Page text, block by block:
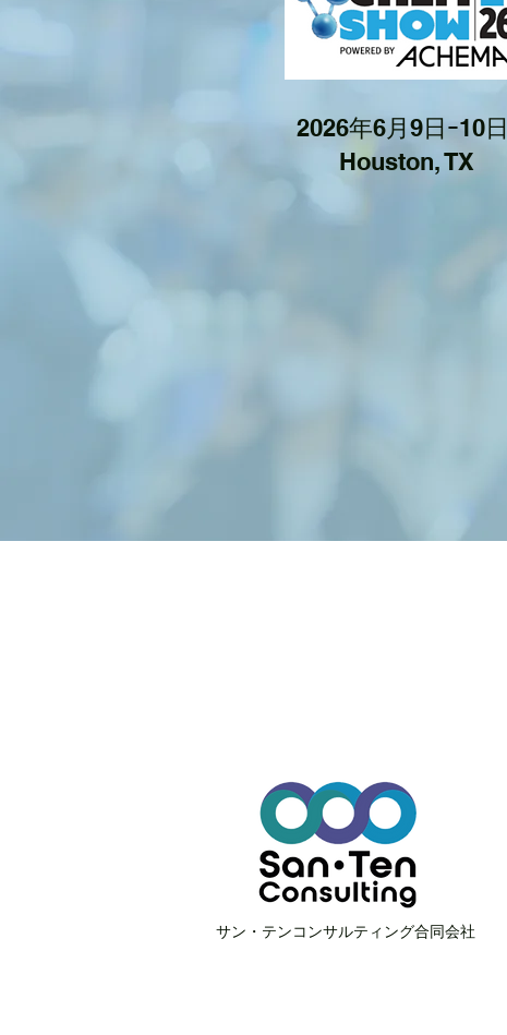
2026年6月9日ｰ10日
Houston, TX
サン・テンコンサルティング合同会社